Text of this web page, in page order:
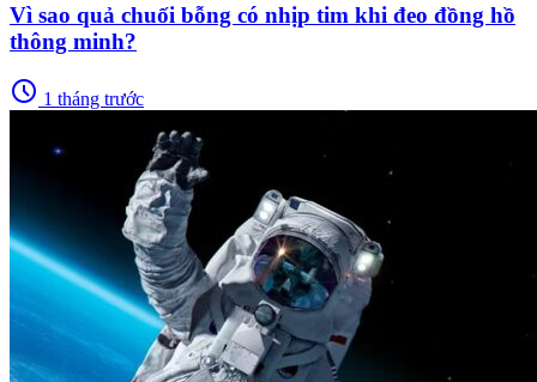
Vì sao quả chuối bỗng có nhịp tim khi đeo đồng hồ
thông minh?
schedule 1 tháng trước